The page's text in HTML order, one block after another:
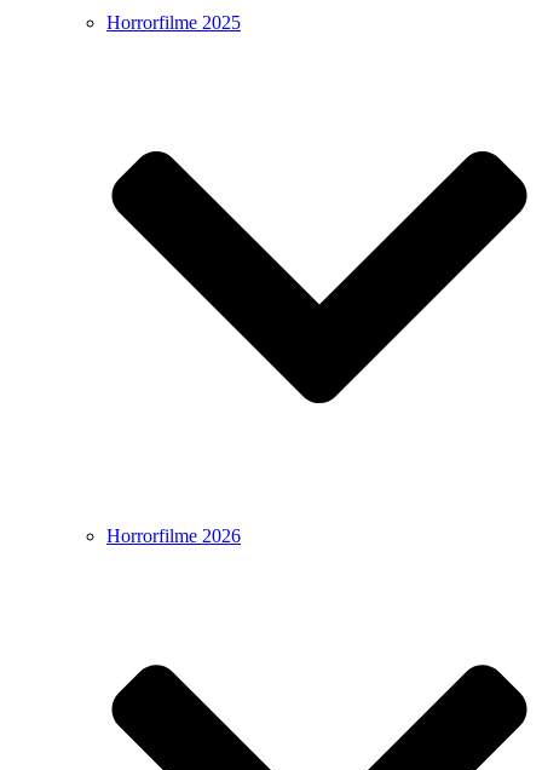
Horrorfilme 2025
Horrorfilme 2026